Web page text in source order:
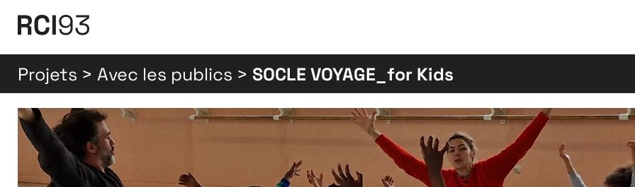
Projets > Avec les publics > SOCLE VOYAGE_for Kids